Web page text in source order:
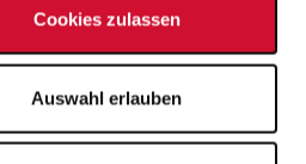
Cookies zulassen
Auswahl erlauben
Stellenausschreibung
bitte an die*den in der
genannte*n